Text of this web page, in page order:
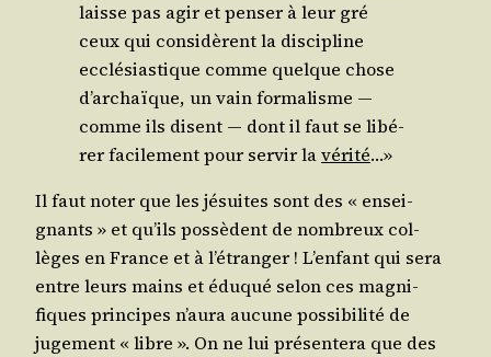
laisse pas agir et pen­ser à leur gré
ceux qui consi­dèrent la dis­ci­pline
ecclé­sias­tique comme quelque chose
d’ar­chaïque, un vain for­ma­lisme ―
comme ils disent ― dont il faut se libé­
rer faci­le­ment pour ser­vir lavéri­té…»
Il faut noter que les jésuites sont des « ensei­
gnants » et qu’ils pos­sèdent de nom­breux col­
lèges en France et à l’é­tran­ger ! L’en­fant qui sera
entre leurs mains et édu­qué selon ces magni­
fiques prin­cipes n’au­ra aucune pos­si­bi­li­té de
juge­ment « libre ». On ne lui pré­sen­te­ra que des